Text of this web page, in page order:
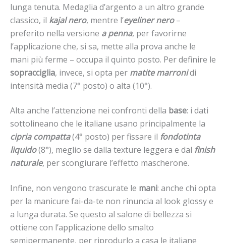
lunga tenuta. Medaglia d’argento a un altro grande
classico, il kajal nero, mentre l’eyeliner nero–
preferito nella versione a penna, per favorirne
l’applicazione che, si sa, mette alla prova anche le
mani più ferme – occupa il quinto posto. Per definire le
sopracciglia, invece, si opta per matite marronidi
intensità media (7° posto) o alta (10°).
Alta anche l’attenzione nei confronti della base: i dati
sottolineano che le italiane usano principalmente la
cipria compatta(4° posto) per fissare il fondotinta
liquido(8°), meglio se dalla texture leggera e dal finish
naturale, per scongiurare l’effetto mascherone.
Infine, non vengono trascurate le mani: anche chi opta
per la manicure fai-da-te non rinuncia al look glossy e
a lunga durata. Se questo al salone di bellezza si
ottiene con l’applicazione dello smalto
semipermanente, per riprodurlo a casa le italiane